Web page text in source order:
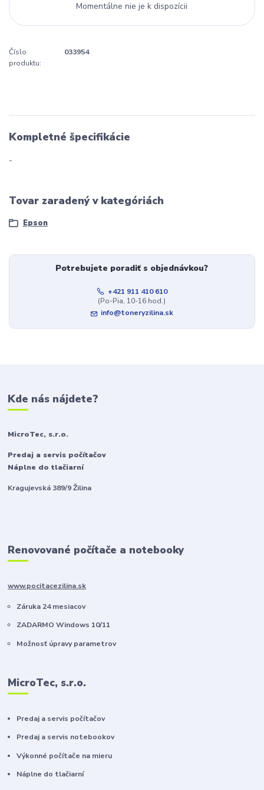
Momentálne nie je k dispozícii
Číslo
produktu:
033954
Kompletné špecifikácie
-
Tovar zaradený v kategóriách
Epson
Potrebujete poradiť s objednávkou?
+421 911 410 610
(Po-Pia, 10-16 hod.)
info@toneryzilina.sk
Kde nás nájdete?
MicroTec, s.r.o.
Predaj a servis počítačov
Náplne do tlačiarní
Kragujevská 389/9 Žilina
Renovované počítače a notebooky
www.pocitacezilina.sk
Záruka 24 mesiacov
ZADARMO Windows 10/11
Možnosť úpravy parametrov
MicroTec, s.r.o.
Predaj a servis počítačov
Predaj a servis notebookov
Výkonné počítače na mieru
Náplne do tlačiarní